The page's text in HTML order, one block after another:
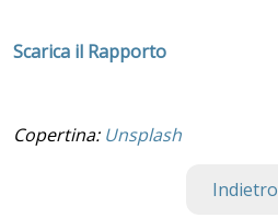
Scarica il Rapporto
Copertina: Unsplash
Indietro